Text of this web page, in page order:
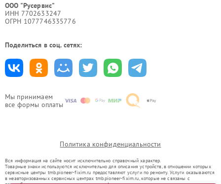
Мы принимаем
все формы оплаты
ООО "Русервис"
ИНН 7702633247
ОГРН 1077746335776
Поделиться в соц. сетях:
Политика конфиденциальности
Вся информация на сайте носит исключительно справочный характер.
Товарные знаки используются исключительно для описания устройств, в отношении которых
сервисные центры tmb.pioneer-fixim.ru предоставляют услуги по ремонту. Услуги оказываются
в неавторизованных сервисных центрах tmb.pioneer-fixim.ru, которые не связаны с